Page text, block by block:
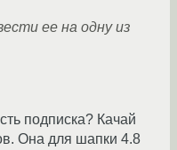
ее на одну из
подписка? Качай
Она для шапки 4.8